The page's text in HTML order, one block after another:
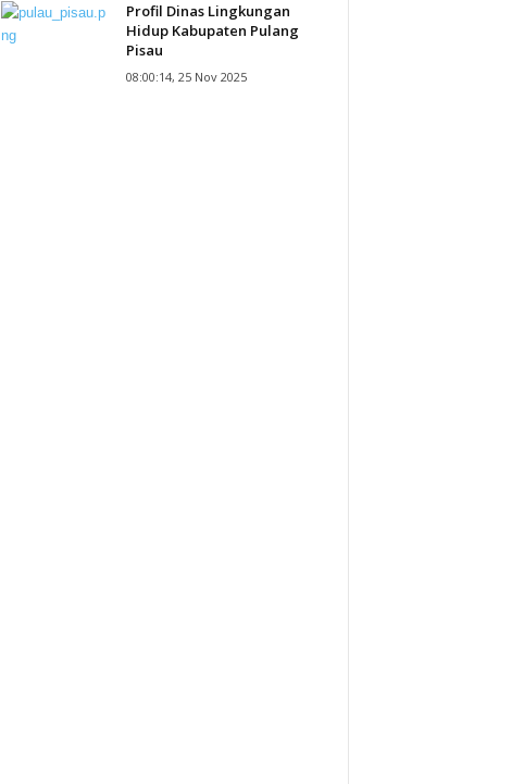
Profil Dinas Lingkungan
Hidup Kabupaten Pulang
Pisau
08:00:14, 25 Nov 2025